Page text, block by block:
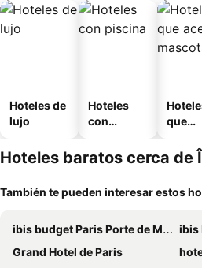
Hoteles de
lujo
Hoteles
con
que
Hoteles baratos cerca de
También te pueden interesar estos
ibis budget Paris Porte de Montmartre
ibis
Grand Hotel de Paris